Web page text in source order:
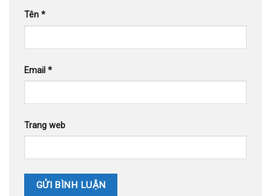
Tên *
Email *
Trang web